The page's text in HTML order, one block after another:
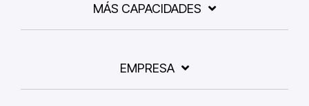
MÁS CAPACIDADES
EMPRESA